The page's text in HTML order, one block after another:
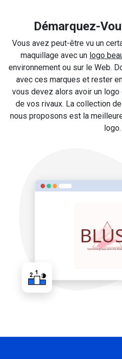
Démarquez-
Vous avez peut-être vu un
maquillage avec un logo
environnement ou sur le Web.
avec ces marques et rester
vous devez alors avoir un
de vos rivaux. La collection
nous proposons est la
logo.